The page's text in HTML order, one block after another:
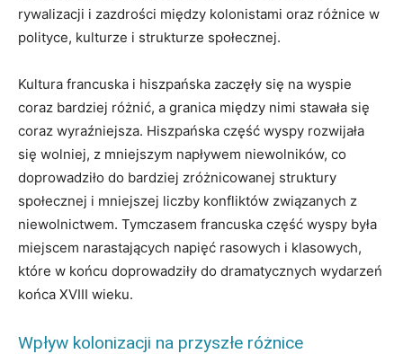
rywalizacji i zazdrości między kolonistami oraz różnice w
polityce, kulturze i strukturze społecznej.
Kultura francuska i hiszpańska zaczęły się na wyspie
coraz bardziej różnić, a granica między nimi stawała się
coraz wyraźniejsza. Hiszpańska część wyspy rozwijała
się wolniej, z mniejszym napływem niewolników, co
doprowadziło do bardziej zróżnicowanej struktury
społecznej i mniejszej liczby konfliktów związanych z
niewolnictwem. Tymczasem francuska część wyspy była
miejscem narastających napięć rasowych i klasowych,
które w końcu doprowadziły do dramatycznych wydarzeń
końca XVIII wieku.
Wpływ kolonizacji na przyszłe różnice